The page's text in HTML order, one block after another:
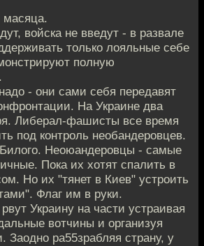
войска не введут - в развале
только лояльные себе
полную
- они сами себя передавят
На Украине два
Либерал-фашисты все время
под контроль необандеровцев.
Неоюандеровцы - самые
Пока их хотят спалить в
Но их "тянет в Киев" устроить
Флаг им в руки.
Украину на части устраивая
вотчины и организуя
Заодно ра55зрабляя страну, у